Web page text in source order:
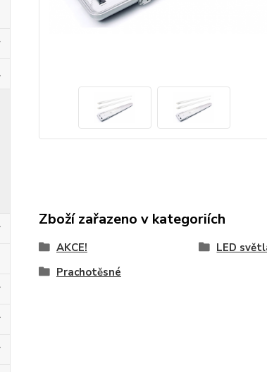
Zboží zařazeno v kategoriích
AKCE! LED
Prachotěsné